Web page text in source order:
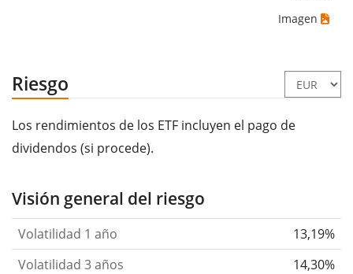
Imagen
Riesgo
Los rendimientos de los ETF incluyen el pago de
dividendos (si procede).
Visión general del riesgo
Volatilidad 1 año
13,19%
Volatilidad 3 años
14,30%